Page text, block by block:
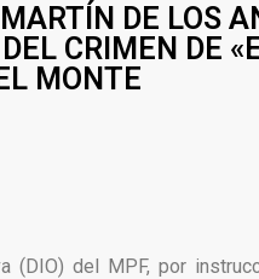
DE LOS
CRIMEN DE
MONTE
(DIO) del MPF, por